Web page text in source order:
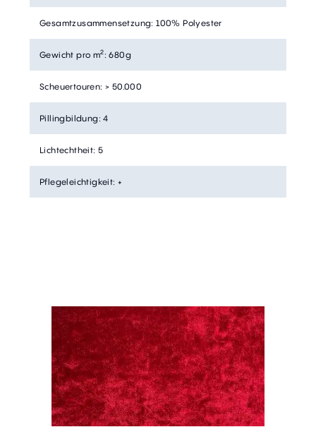
Gesamtzusammensetzung: 100% Polyester
Gewicht pro m2: 680g
Scheuertouren: > 50.000
Pillingbildung: 4
Lichtechtheit: 5
Pflegeleichtigkeit: +